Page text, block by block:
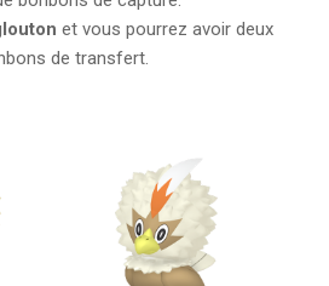
et vous pourrez avoir deux
de transfert.